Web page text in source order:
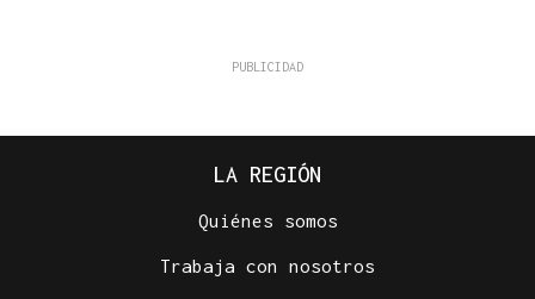
LA REGIÓN
Quiénes somos
Trabaja con nosotros